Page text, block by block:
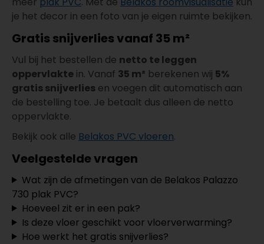
je het decor in een foto van je eigen ruimte bekijken.
Gratis snijverlies vanaf 35 m²
Vul bij het bestellen de netto te leggen
oppervlakte in. Vanaf 35 m² berekenen wij 5%
gratis snijverlies en voegen dit automatisch aan
de bestelling toe. Je betaalt dus alleen de netto
oppervlakte.
Bekijk ook alle Belakos PVC vloeren.
Veelgestelde vragen
Wat zijn de afmetingen van de Belakos Palazzo
730 plak PVC?
Hoeveel zit er in een pak?
Is deze vloer geschikt voor vloerverwarming?
Hoe werkt het gratis snijverlies?